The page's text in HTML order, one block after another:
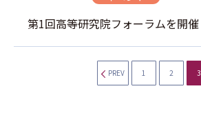
第1回高等研究院フォーラムを開催
PREV 1 2 3